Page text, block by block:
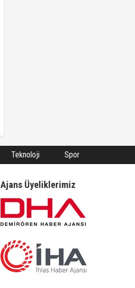
Teknoloji Spor
Ajans Üyeliklerimiz